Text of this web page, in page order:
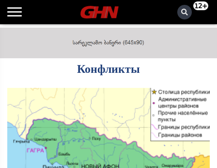
12+
Конфликты